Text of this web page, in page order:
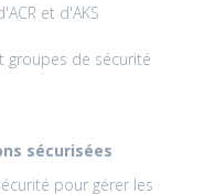
et d'AKS
groupes de sécurité
sécurisées
pour gérer les